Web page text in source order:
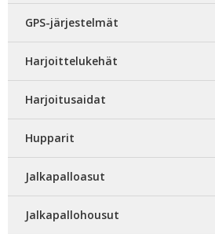
GPS-järjestelmät
Harjoittelukehät
Harjoitusaidat
Hupparit
Jalkapalloasut
Jalkapallohousut